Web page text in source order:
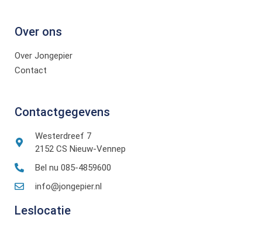
Over ons
Over Jongepier
Contact
Contactgegevens
Westerdreef 7
2152 CS Nieuw-Vennep
Bel nu 085-4859600
info@jongepier.nl
Leslocatie